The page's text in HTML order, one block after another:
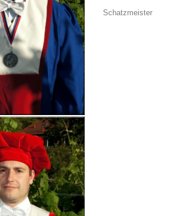
Schatzmeister